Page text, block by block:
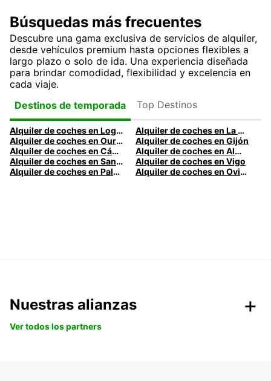
Búsquedas más frecuentes
Descubre una gama exclusiva de servicios de alquiler,
desde vehículos premium hasta opciones flexibles a
largo plazo o solo de ida. Una experiencia diseñada
para brindar comodidad, flexibilidad y excelencia en
cada viaje.
Destinos de temporada
Top Destinos
Alquiler de coches en Logroño
Alquiler de coches en La Coruña
Alquiler de coches en Ourense
Alquiler de coches en Gijón
Alquiler de coches en Cádiz
Alquiler de coches en Almería
Alquiler de coches en Santander
Alquiler de coches en Vigo
Alquiler de coches en Palma
Alquiler de coches en Oviedo
Nuestras alianzas
Ver todos los partners